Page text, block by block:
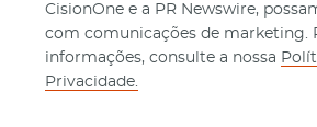
CisionOne e a PR Newswire,
com comunicações de marketing.
informações, consulte a nossa
Privacidade.